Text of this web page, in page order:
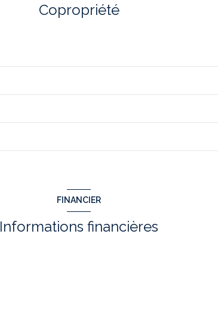
Copropriété
FINANCIER
Informations financières